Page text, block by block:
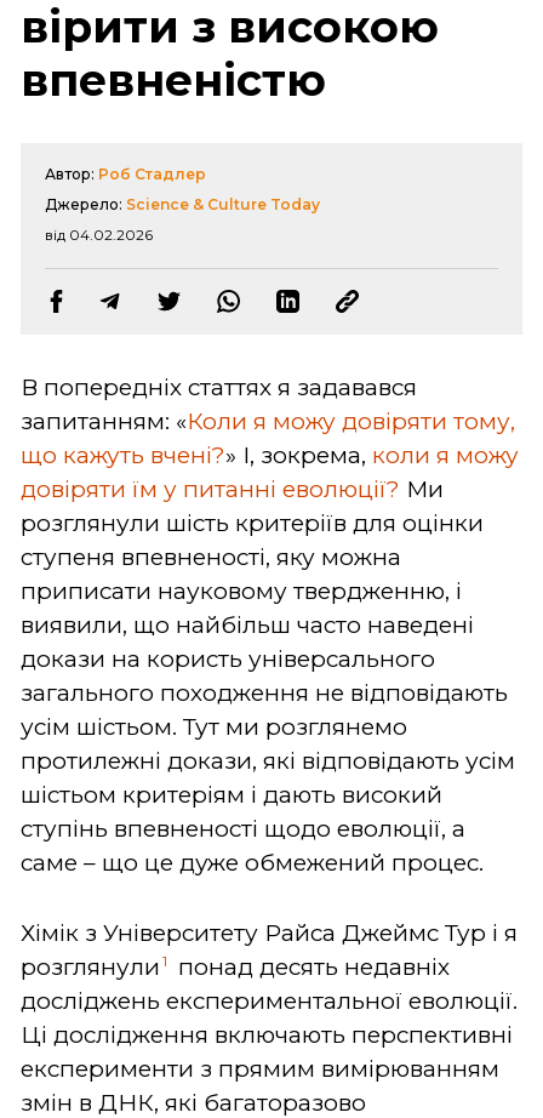
вірити з високою
впевненістю
Автор: Роб Стадлер
Джерело: Science & Culture Today
від 04.02.2026
В попередніх статтях я задавався
запитанням: «Коли я можу довіряти тому,
що кажуть вчені?» І, зокрема, коли я можу
довіряти їм у питанні еволюції? Ми
розглянули шість критеріїв для оцінки
ступеня впевненості, яку можна
приписати науковому твердженню, і
виявили, що найбільш часто наведені
докази на користь універсального
загального походження не відповідають
усім шістьом. Тут ми розглянемо
протилежні докази, які відповідають усім
шістьом критеріям і дають високий
ступінь впевненості щодо еволюції, а
саме – що це дуже обмежений процес.
Хімік з Університету Райса Джеймс Тур і я
розглянули 1
понад десять недавніх
досліджень експериментальної еволюції.
Ці дослідження включають перспективні
експерименти з прямим вимірюванням
змін в ДНК, які багаторазово